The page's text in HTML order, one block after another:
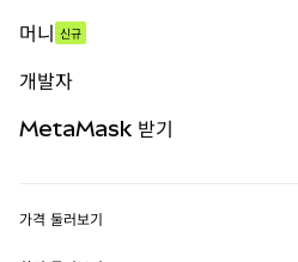
무기한 선물
실물자산
머니 신규
개발자
MetaMask 받기
가격 둘러보기